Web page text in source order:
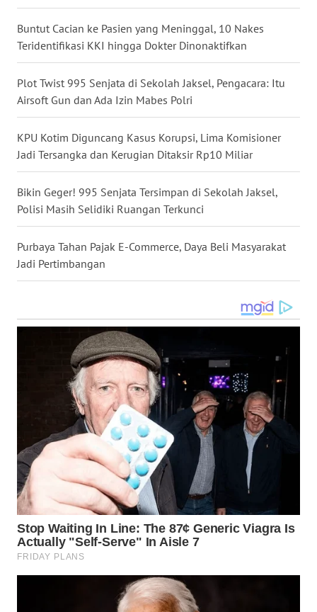
Buntut Cacian ke Pasien yang Meninggal, 10 Nakes
Teridentifikasi KKI hingga Dokter Dinonaktifkan
Plot Twist 995 Senjata di Sekolah Jaksel, Pengacara: Itu
Airsoft Gun dan Ada Izin Mabes Polri
KPU Kotim Diguncang Kasus Korupsi, Lima Komisioner
Jadi Tersangka dan Kerugian Ditaksir Rp10 Miliar
Bikin Geger! 995 Senjata Tersimpan di Sekolah Jaksel,
Polisi Masih Selidiki Ruangan Terkunci
Purbaya Tahan Pajak E-Commerce, Daya Beli Masyarakat
Jadi Pertimbangan
WN
KALTENG
WN
KALTARA
WN
KALSEL
WN
KALTIM
WN
SULSEL
MALUKU
WN
MALUT
WN
WN
DANAU